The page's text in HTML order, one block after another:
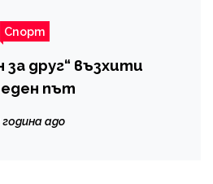
Спорт
друг“ възхити
път
година ago